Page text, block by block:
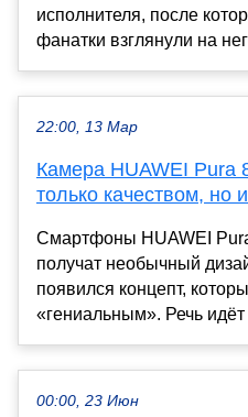
исполнителя, после
фанатки взглянули на
22:00, 13 Мар
Камера HUAWEI Pura
только качеством, но
Смартфоны HUAWEI
получат необычный
появился концепт,
«гениальным». Речь
00:00, 23 Июн